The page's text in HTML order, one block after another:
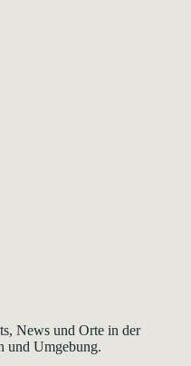
News und Orte in der
und Umgebung.